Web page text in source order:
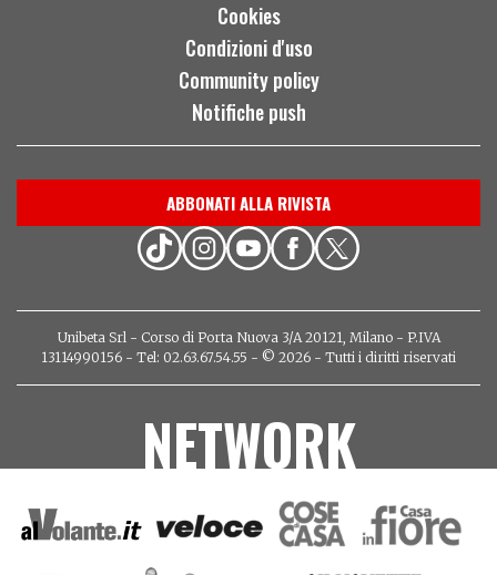
Cookies
Condizioni d'uso
Community policy
Notifiche push
ABBONATI ALLA RIVISTA
Unibeta Srl - Corso di Porta Nuova 3/A 20121, Milano - P.IVA
13114990156 - Tel: 02.63.67.54.55 - © 2026 - Tutti i diritti riservati
NETWORK